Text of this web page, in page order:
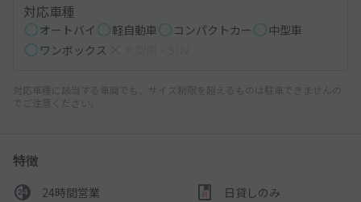
対応車種
オートバイ 軽自動車 コンパクトカー
中型車
ワンボックス
対応車種に該当する車両でも、サイズ制限を超えるものは駐車できませんの
でご注意ください。
特徴
24時間営業 日貸しのみ